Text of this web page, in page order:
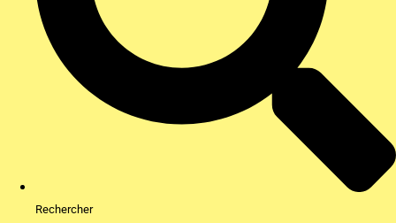
Rechercher